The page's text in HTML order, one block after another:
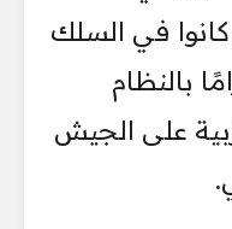
في السلك
بالنظام
على الجيش